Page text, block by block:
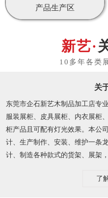
产品生产区
关
东莞市企石新艺木制品加工店专
服装展柜、皮具展柜、内衣展柜
柜产品且可配有灯光效果。本公
计、生产制作、安装、维护一条
计、制造各种款式的货架、展架
了